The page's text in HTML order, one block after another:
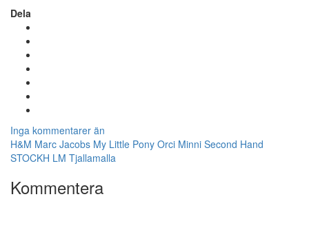
Dela
Inga kommentarer än
H&M Marc Jacobs My Little Pony Orci Minni Second Hand
STOCKH LM Tjallamalla
Kommentera